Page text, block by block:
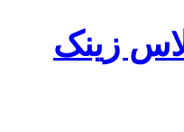
امگا-3 پلاس زینک